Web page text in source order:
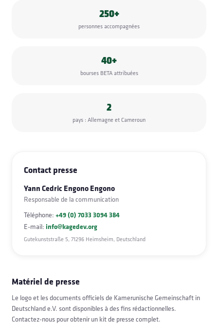
250+
personnes accompagnées
40+
bourses BETA attribuées
2
pays : Allemagne et Cameroun
Contact presse
Yann Cedric Engono Engono
Responsable de la communication
Téléphone: +49 (0) 7033 3094 384
E-mail: info@kagedev.org
Gutekunststraße 5, 71296 Heimsheim, Deutschland
Matériel de presse
Le logo et les documents officiels de Kamerunische Gemeinschaft in
Deutschland e.V. sont disponibles à des fins rédactionnelles.
Contactez-nous pour obtenir un kit de presse complet.